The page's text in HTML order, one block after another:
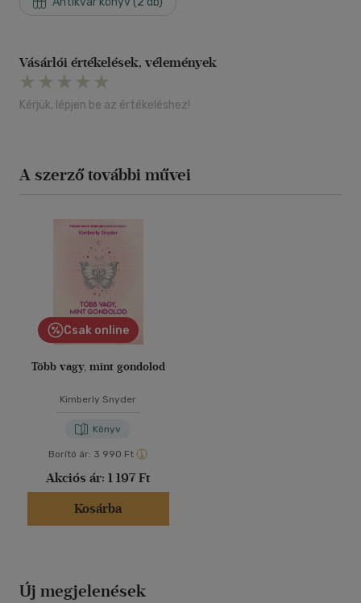
Vásárlói értékelések, vélemények
Kérjük, lépjen be az értékeléshez!
A szerző további művei
Csak online
Több vagy, mint gondolod
Kimberly Snyder
Könyv
Borító ár: 3 990 Ft
Akciós ár: 1 197 Ft
Kosárba
Új megjelenések